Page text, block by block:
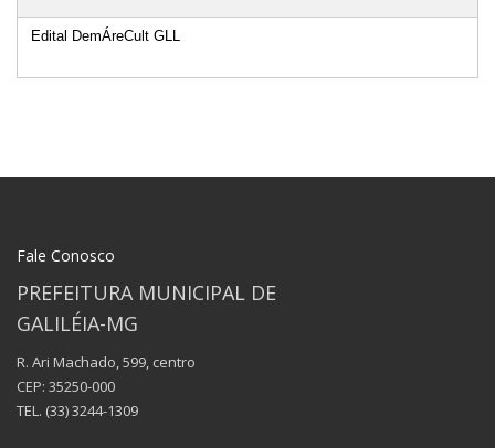
Edital DemÁreCult GLL
Fale Conosco
PREFEITURA MUNICIPAL DE
GALILÉIA-MG
R. Ari Machado, 599, centro
CEP: 35250-000
TEL. (33) 3244-1309